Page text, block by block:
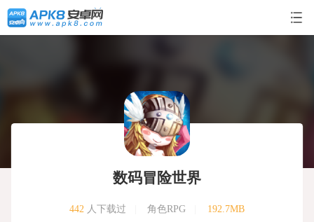
数码冒险世界
442 人下载过 角色RPG 192.7MB